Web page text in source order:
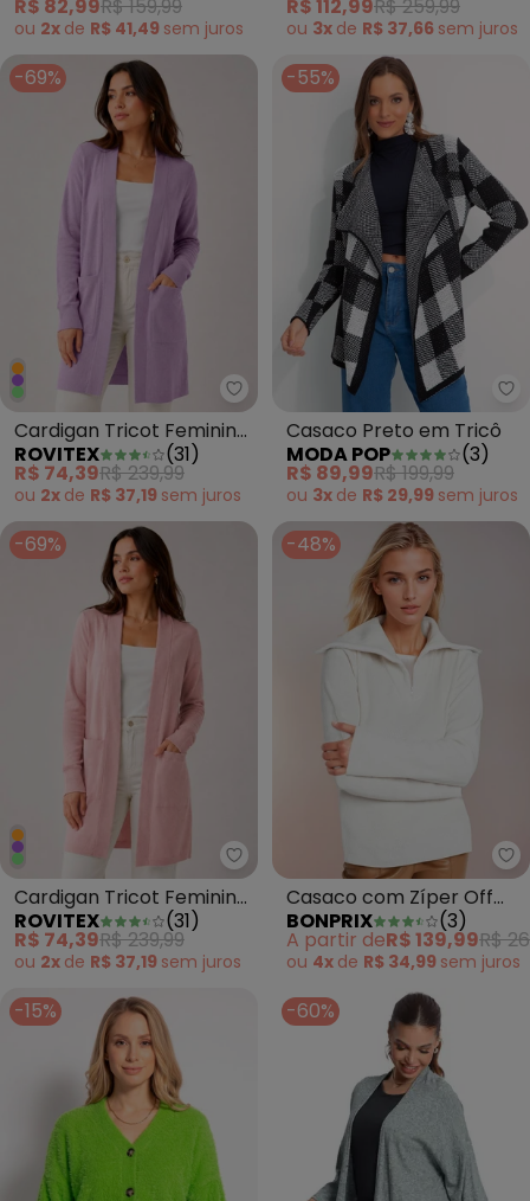
R$ 82,99R$ 159,99
ou 2x de R$ 41,49 sem juros
R$ 112,99R$ 259,99
ou 3x de R$ 37,66 sem juros
-69%
Rovitex - Cardigan Tricot
Cardigan Tricot Feminino
Roxo
ROVITEX (31)
R$ 74,39R$ 239,99
ou 2x de R$ 37,19 sem juros
-55%
Casaco Preto em Tricô
MODA POP
(3)
R$ 89,99R$ 199,99
ou 3x de R$ 29,99 sem juros
-69%
Rovitex - Cardigan Tricot
Cardigan Tricot Feminino
Laranja
ROVITEX (31)
R$ 74,39R$ 239,99
ou 2x de R$ 37,19 sem juros
-48%
Casaco com Zíper Off
White
BONPRIX (3)
A partir deR$ 139,99R$
ou 4x de R$ 34,99 sem juros
-15% -60%